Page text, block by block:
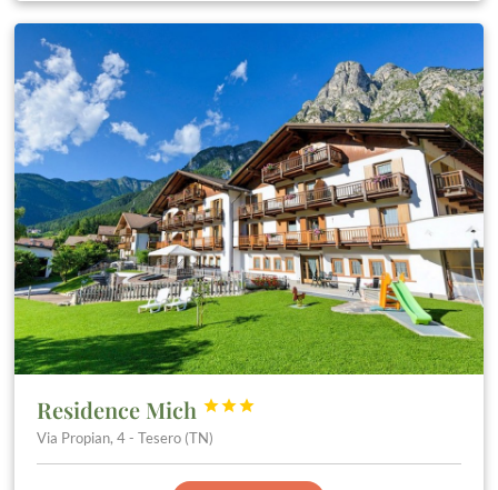
Residence Mich 


Via Propian, 4 - Tesero (TN)